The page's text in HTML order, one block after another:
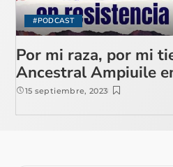
#PODCAST
Por mi raza, por mi
Ancestral Ampiuile
15 septiembre, 2023